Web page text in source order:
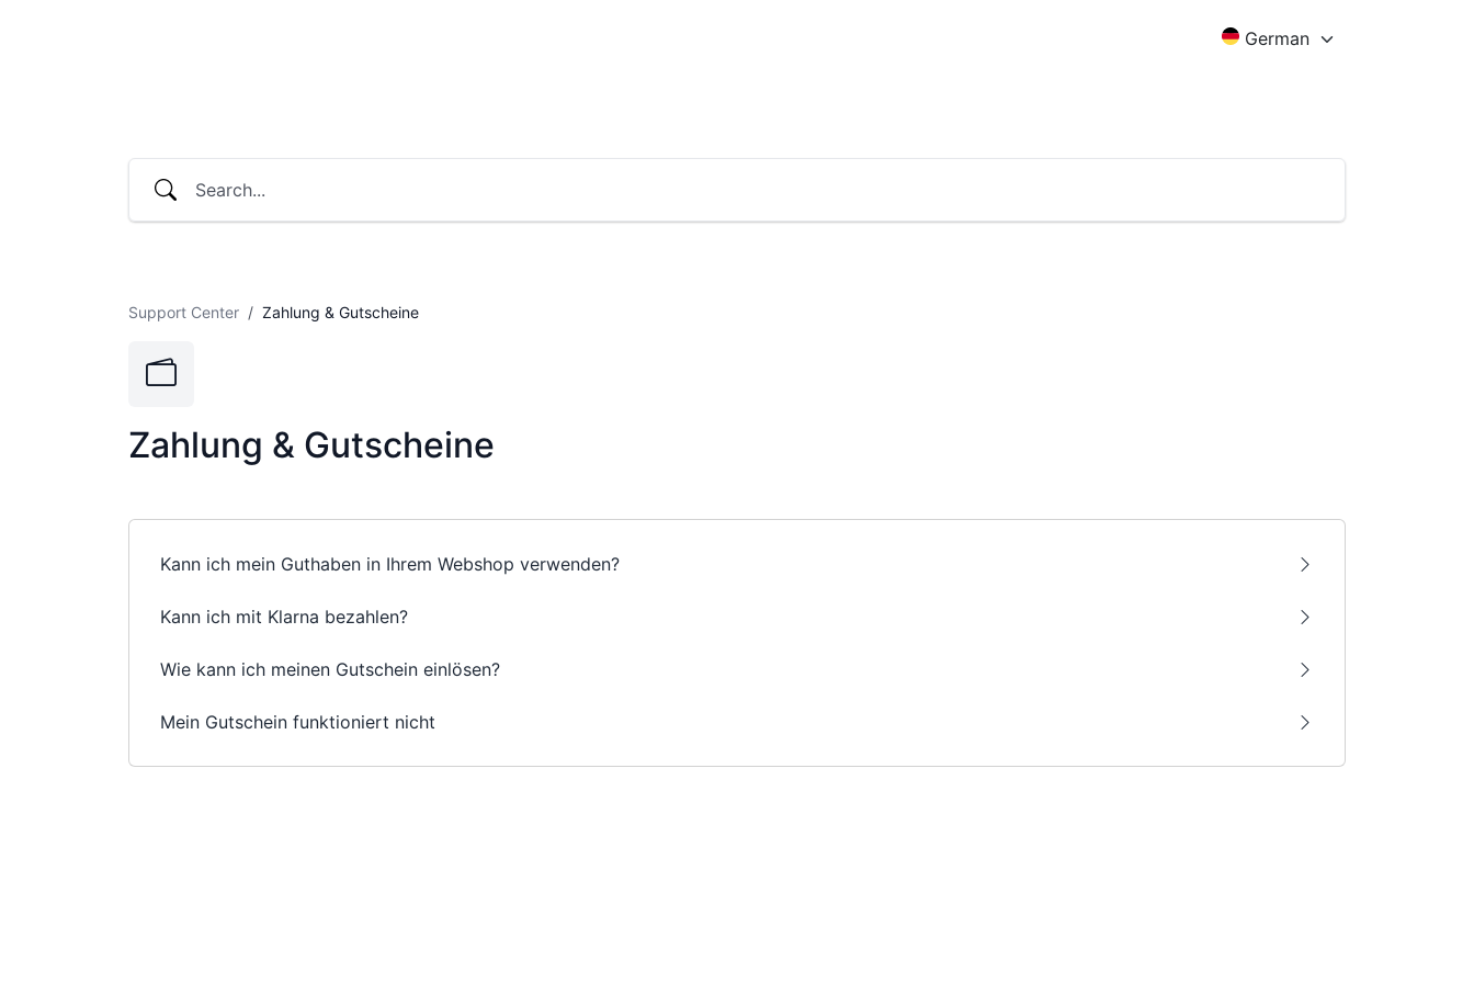
German
Support Center Zahlung & Gutscheine
Zahlung & Gutscheine
Kann ich mein Guthaben in Ihrem Webshop verwenden?
Kann ich mit Klarna bezahlen?
Wie kann ich meinen Gutschein einlösen?
Mein Gutschein funktioniert nicht